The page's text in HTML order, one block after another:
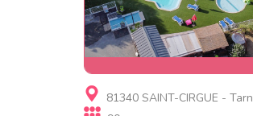
Gite, Village de gites
Domaine de la vallée du tarn
81340 SAINT-CIRGUE - Tarn